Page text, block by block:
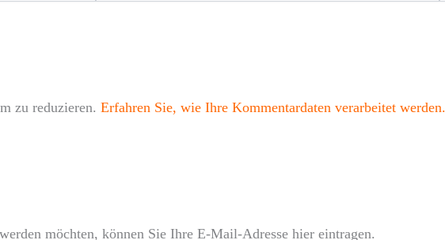
zu reduzieren. Erfahren Sie, wie Ihre Kommentardaten verarbeitet werden.
möchten, können Sie Ihre E-Mail-Adresse hier eintragen.